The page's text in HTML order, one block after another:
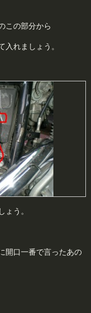
この部分から
れましょう。
ょう。
開口一番で言ったあの